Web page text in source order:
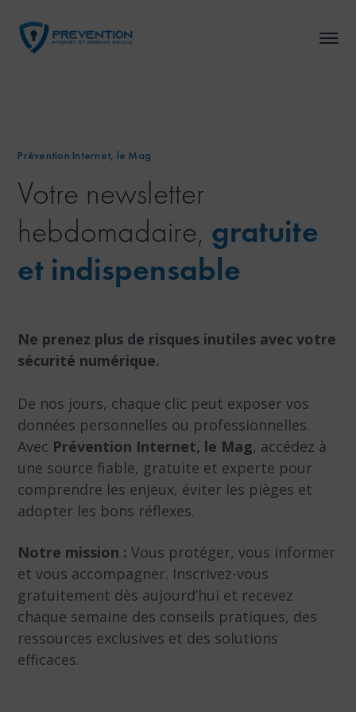
Prévention Internet, le Mag
Votre newsletter
hebdomadaire, gratuite
et indispensable
Ne prenez plus de risques inutiles avec votre
sécurité numérique.
De nos jours, chaque clic peut exposer vos
données personnelles ou professionnelles.
Avec Prévention Internet, le Mag, accédez à
une source fiable, gratuite et experte pour
comprendre les enjeux, éviter les pièges et
adopter les bons réflexes.
Notre mission : Vous protéger, vous informer
et vous accompagner. Inscrivez-vous
gratuitement dès aujourd’hui et recevez
chaque semaine des conseils pratiques, des
ressources exclusives et des solutions
efficaces.